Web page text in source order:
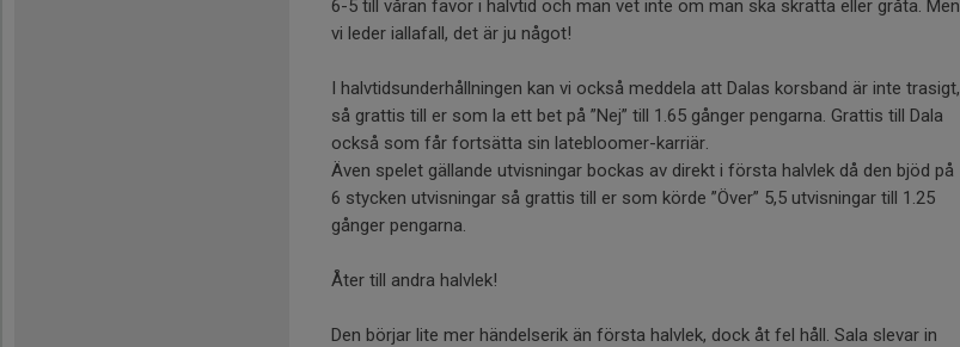
6-5 till våran favör i halvtid och man vet inte om man ska skratta eller gråta. Men
vi leder iallafall, det är ju något!
I halvtidsunderhållningen kan vi också meddela att Dalas korsband är inte trasigt,
så grattis till er som la ett bet på ”Nej” till 1.65 gånger pengarna. Grattis till Dala
också som får fortsätta sin latebloomer-karriär.
Även spelet gällande utvisningar bockas av direkt i första halvlek då den bjöd på
6 stycken utvisningar så grattis till er som körde ”Över” 5,5 utvisningar till 1.25
gånger pengarna.
Åter till andra halvlek!
Den börjar lite mer händelserik än första halvlek, dock åt fel håll. Sala slevar in